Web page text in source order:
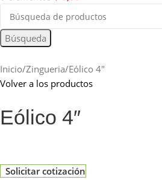
Búsqueda
Inicio Zingueria Eólico 4″
Volver a los productos
Eólico 4″
Solicitar cotización